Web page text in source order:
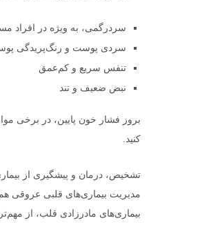
سردرگمی، به ویژه در افراد
سردی پوست و رنگ‌پریدگی
تنفس سریع و کم‌عمق
نبض ضعیف و تند
بروز فشار خون پایین، در برخی
کنید.
تشخیص، درمان و پیشگیری از
مدیریت بیماری‌های قلبی عروقی
بیماری‌های مادرزادی قلب، از